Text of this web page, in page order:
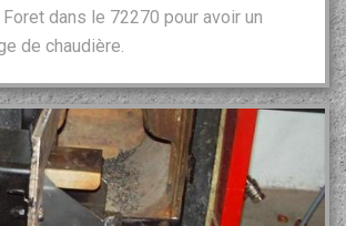
dans le 72270 pour avoir un
de chaudière.